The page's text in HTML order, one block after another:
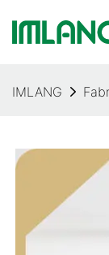
IMLANG